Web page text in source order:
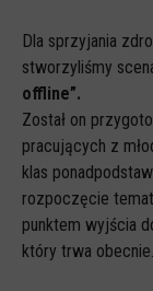
Dla sprzyjania
stworzyliśmy
offline”.
Został on
pracujących z
klas
rozpoczęcie
punktem wyjścia
który trwa obecnie.
Gry
Nasze gry
LARP o
Gra karciana o
Gra planszowa
Kalambury z